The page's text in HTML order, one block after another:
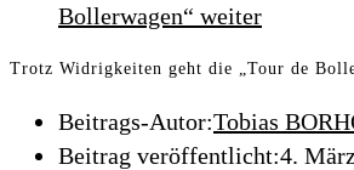
Bollerwagen“ weiter
Trotz Widrigkeiten geht die „Tour de
Beitrags-Autor:Tobias
Beitrag veröffentlicht:4.